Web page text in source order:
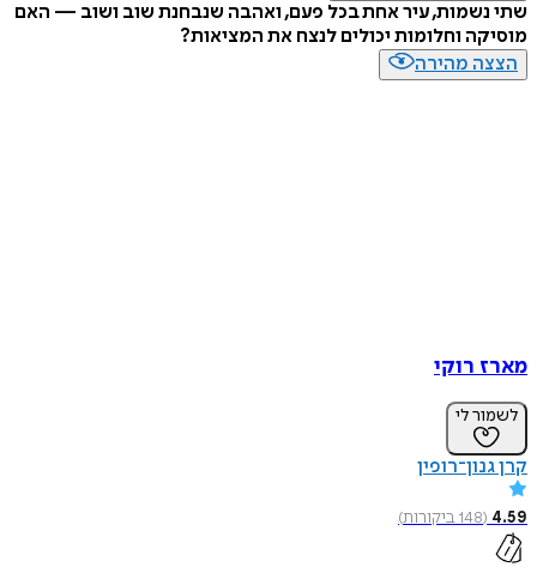
שתי נשמות, עיר אחת בכל פעם, ואהבה שנבחנת שוב ושוב — האם
מוסיקה וחלומות יכולים לנצח את המציאות?
הצצה מהירה
מארז רוקי
לשמור לי
קרן גנון־רופין
4.59
(
148ביקורות)